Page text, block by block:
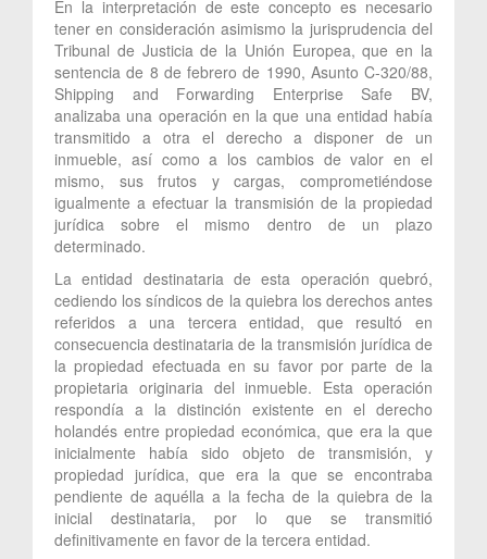
En la interpretación de este concepto es necesario
tener en consideración asimismo la jurisprudencia del
Tribunal de Justicia de la Unión Europea, que en la
sentencia de 8 de febrero de 1990, Asunto C-320/88,
Shipping and Forwarding Enterprise Safe BV,
analizaba una operación en la que una entidad había
transmitido a otra el derecho a disponer de un
inmueble, así como a los cambios de valor en el
mismo, sus frutos y cargas, comprometiéndose
igualmente a efectuar la transmisión de la propiedad
jurídica sobre el mismo dentro de un plazo
determinado.
La entidad destinataria de esta operación quebró,
cediendo los síndicos de la quiebra los derechos antes
referidos a una tercera entidad, que resultó en
consecuencia destinataria de la transmisión jurídica de
la propiedad efectuada en su favor por parte de la
propietaria originaria del inmueble. Esta operación
respondía a la distinción existente en el derecho
holandés entre propiedad económica, que era la que
inicialmente había sido objeto de transmisión, y
propiedad jurídica, que era la que se encontraba
pendiente de aquélla a la fecha de la quiebra de la
inicial destinataria, por lo que se transmitió
definitivamente en favor de la tercera entidad.